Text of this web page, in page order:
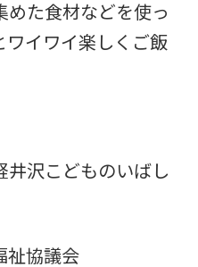
めた食材などを使っ
ワイワイ楽しくご飯
沢こどものいばし
祉協議会